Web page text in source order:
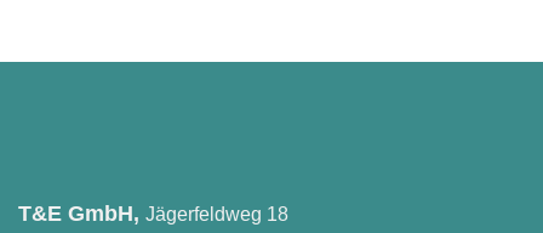
T&E GmbH, Jägerfeldweg 18